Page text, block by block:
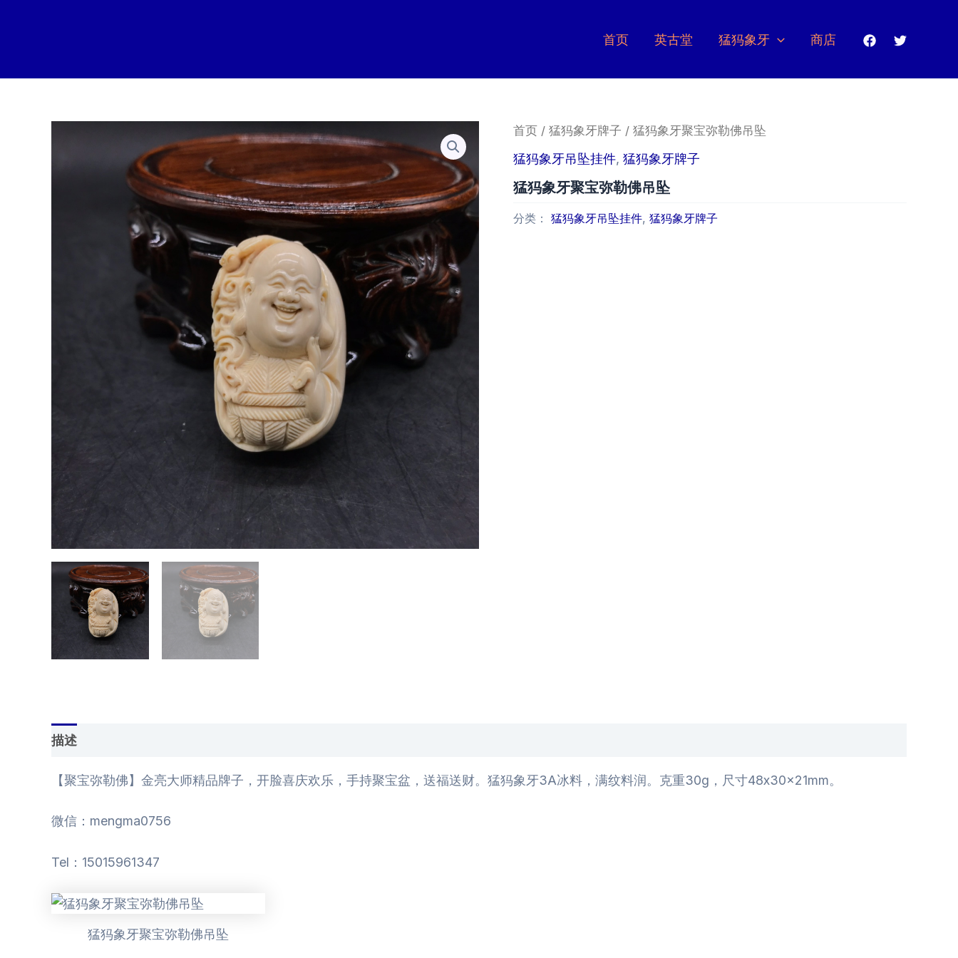
首页 英古堂 猛犸象牙 商店
首页 / 猛犸象牙牌子 / 猛犸象牙聚宝弥勒佛吊坠
猛犸象牙吊坠挂件, 猛犸象牙牌子
猛犸象牙聚宝弥勒佛吊坠
分类： 猛犸象牙吊坠挂件, 猛犸象牙牌子
描述
【聚宝弥勒佛】金亮大师精品牌子，开脸喜庆欢乐，手持聚宝盆，送福送财。猛犸象牙3A冰料，满纹料润。克重30g，尺寸48x30x21mm。
微信：mengma0756
Tel：15015961347
猛犸象牙聚宝弥勒佛吊坠